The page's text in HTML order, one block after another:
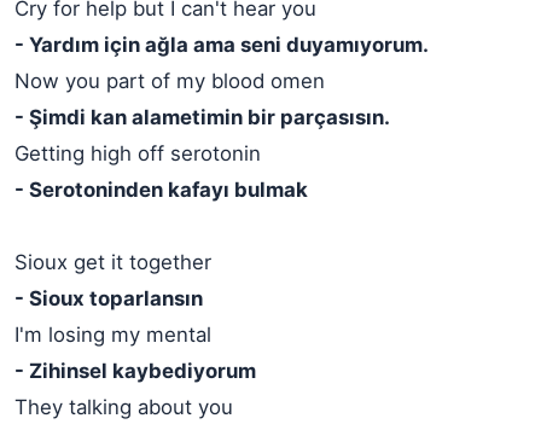
Cry for help but I can't hear you
- Yardım için ağla ama seni duyamıyorum.
Now you part of my blood omen
- Şimdi kan alametimin bir parçasısın.
Getting high off serotonin
- Serotoninden kafayı bulmak
Sioux get it together
- Sioux toparlansın
I'm losing my mental
- Zihinsel kaybediyorum
They talking about you